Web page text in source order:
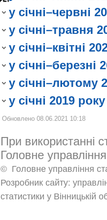
у січні–червні
інформації.
у січні–травня
державну
інформації.
у січні–квітні
забезпечення
державну
інформації.
у січні–березні
Символ (к)
–
забезпечення
державну
інформації.
у січні–лютому
рогатої худоби,
або від 5000 голів
Символ (к)
–
забезпечення
державну
інформації.
у січні 2019 року
По
рогатої худоби,
або від 5000 голів
Символ (к)
–
забезпечення
державну
інформації.
Обновлено 08.06.2021 10:18
При використанні
Головне
© Головне управління
Розробник сайту:
статистики у Вінницькій